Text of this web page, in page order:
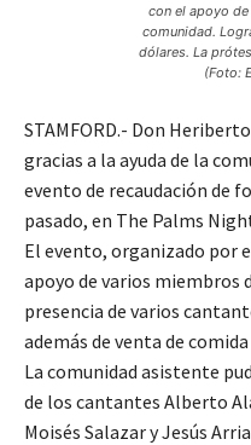
con el apoyo
comunidad.
dólares. La
(Foto:
STAMFORD.- Don
gracias a la ayuda de la
evento de recaudación de
pasado, en The Palms
El evento, organizado por
apoyo de varios miembros
presencia de varios
además de venta de
La comunidad asistente
de los cantantes Alberto
Moisés Salazar y Jesús